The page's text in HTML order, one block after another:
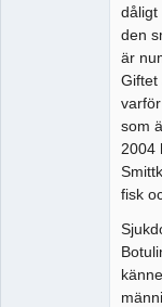
dåligt
den
är
Giftet
som
2004
fisk